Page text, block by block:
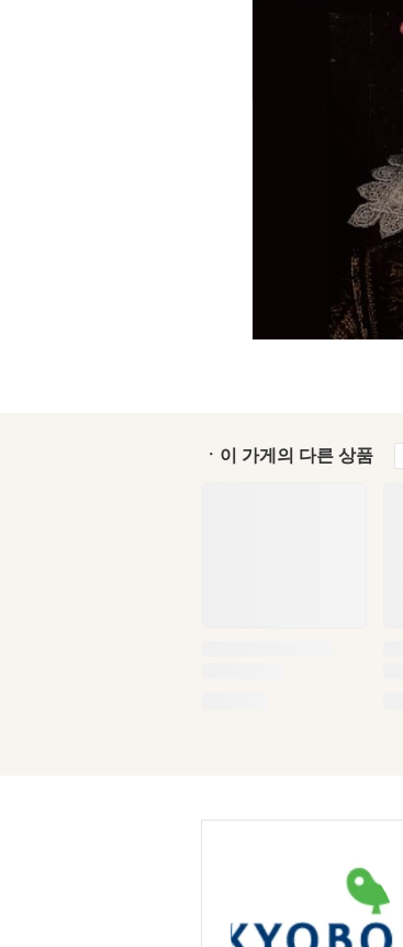
ㆍ이 가게의 다른 상품